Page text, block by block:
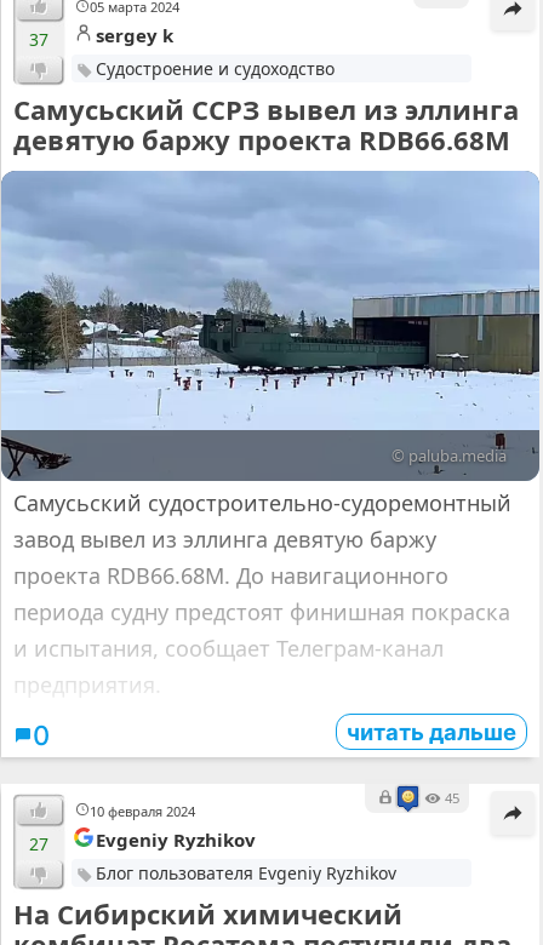
05 марта 2024
37 sergey k
Судостроение и судоходство
Самусьский ССРЗ вывел из эллинга
девятую баржу проекта RDB66.68М
© paluba.media
Самусьский судостроительно-судоремонтный
завод вывел из эллинга девятую баржу
проекта RDB66.68М. До навигационного
периода судну предстоят финишная покраска
и испытания, сообщает Телеграм-канал
предприятия.
0 читать дальше
10 февраля 2024
45
27 Evgeniy Ryzhikov
Блог пользователя Evgeniy Ryzhikov
На Сибирский химический